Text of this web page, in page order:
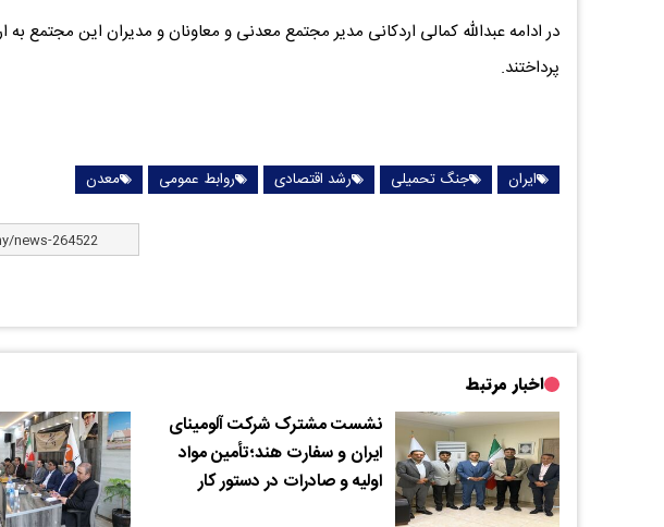
در ادامه عبدالله کمالی اردکانی مدیر مجتمع معدنی و معاونان و مدیران این مجتمع
پرداختند.
ایران جنگ تحمیلی رشد اقتصادی روابط عمومی معدن
اخبار مرتبط
نشست مشترک شرکت آلومینای
ایران و سفارت هند؛تأمین مواد
اولیه و صادرات در دستور کار